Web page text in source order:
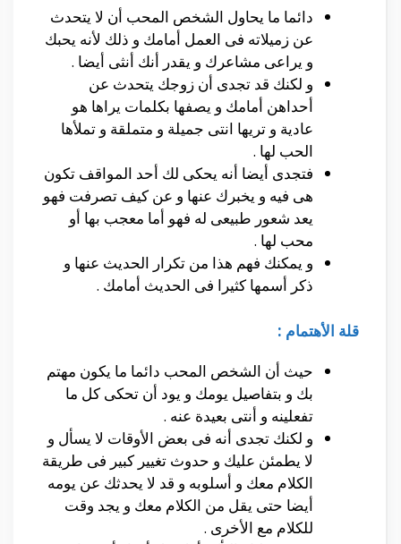
دائما ما يحاول الشخص المحب أن لا يتحدث
عن زميلاته فى العمل أمامك و ذلك لأنه يحبك
و يراعى مشاعرك و يقدر أنك أنثى أيضا .
و لكنك قد تجدى أن زوجك يتحدث عن
أحداهن أمامك و يصفها بكلمات يراها هو
عادية و تريها انتى جميلة و متملقة و تملأها
الحب لها .
فتجدى أيضا أنه يحكى لك أحد المواقف تكون
هى فيه و يخبرك عنها و عن كيف تصرفت فهو
يعد شعور طبيعى له فهو أما معجب بها أو
محب لها .
و يمكنك فهم هذا من تكرار الحديث عنها و
ذكر أسمها كثيرا فى الحديث أمامك .
قلة الأهتمام :
حيث أن الشخص المحب دائما ما يكون مهتم
بك و بتفاصيل يومك و يود أن تحكى كل ما
تفعلينه و أنتى بعيدة عنه .
و لكنك تجدى أنه فى بعض الأوقات لا يسأل و
لا يطمئن عليك و حدوث تغيير كبير فى طريقة
الكلام معك و أسلوبه و قد لا يحدثك عن يومه
أيضا حتى يقل من الكلام معك و يجد وقت
للكلام مع الأخرى .